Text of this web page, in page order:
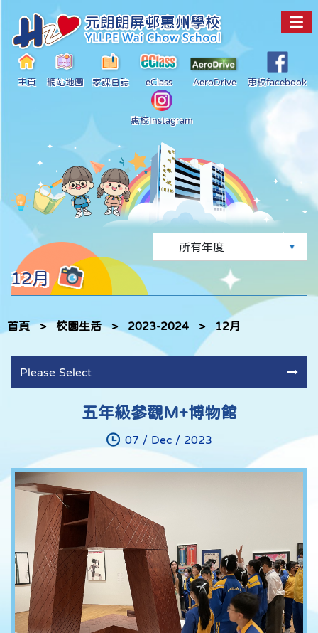
主頁 網站地圖 家課日誌 eClass AeroDrive 惠校facebook
惠校Instagram
12月
首頁 > 校園生活 > 2023-2024 > 12月
Please Select
五年級參觀M+博物館
07 / Dec / 2023